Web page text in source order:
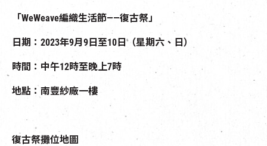
「WeWeave編織生活節——復古祭」
日期：2023年9月9日至10日（星期六、日）
時間：中午12時至晚上7時
地點：南豐紗廠一樓
復古祭攤位地圖